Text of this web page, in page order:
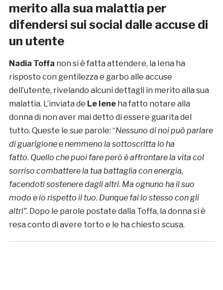
merito alla sua malattia per
difendersi sui social dalle accuse di
un utente
Nadia Toffa non si è fatta attendere, la Iena ha
risposto con gentilezza e garbo alle accuse
dell’utente, rivelando alcuni dettagli in merito alla sua
malattia. L’inviata de Le Ieneha fatto notare alla
donna di non aver mai detto di essere guarita del
tutto. Queste le sue parole: “Nessuno di noi può parlare
di guarigione e nemmeno la sottoscritta lo ha
fatto. Quello che puoi fare però è affrontare la vita col
sorriso combattere la tua battaglia con energia,
facendoti sostenere dagli altri. Ma ognuno ha il suo
modo e io rispetto il tuo. Dunque fai lo stesso con gli
altri”. Dopo le parole postate dalla Toffa, la donna si è
resa conto di avere torto e le ha chiesto scusa.